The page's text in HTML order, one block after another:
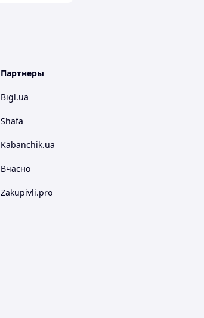
Партнеры
Bigl.ua
Shafa
Kabanchik.ua
Вчасно
Zakupivli.pro